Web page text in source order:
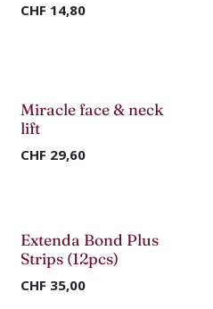
CHF 14,80
Nouveau !
Miracle face & neck
lift
CHF 29,60
Nouveau !
Extenda Bond Plus
Strips (12pcs)
CHF 35,00